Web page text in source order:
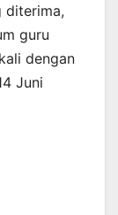
diterima,
guru
dengan
Juni